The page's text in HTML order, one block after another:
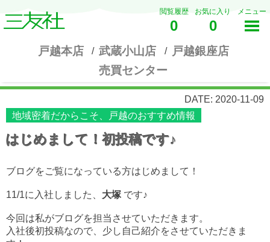
閲覧履歴
0
お気に入り
0
メニュー
戸越本店 武蔵小山店
戸越銀座店
売買センター
DATE: 2020-11-09
地域密着だからこそ、戸越のおすすめ情報
はじめまして！初投稿です♪
ブログをご覧になっている方はじめまして！
11/1に入社しました、 大塚 です♪
今回は私がブログを担当させていただきます。
入社後初投稿なので、少し自己紹介をさせていただきま